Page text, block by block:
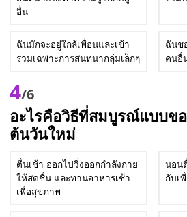
อื่น
ฉันมักจะอยู่ใกล้เพื่อนและเข้า
ร่วมเฉพาะการสนทนากลุ่มเล็กๆ
ฉันช
คนอื่
4/6
อะไรคือวิธีที่สมบูรณ์แบบข
ต้นวันใหม่
ตื่นเช้า ออกไปวิ่งออกกำลังกาย
ให้สดชื่น และทานอาหารเช้า
เพื่อสุขภาพ
นอน
กับเ